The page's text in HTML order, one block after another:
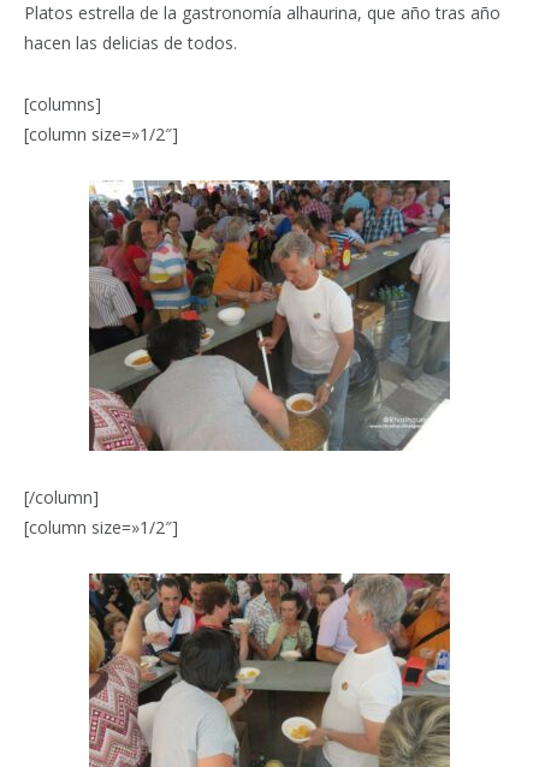
Platos estrella de la gastronomía alhaurina, que año tras año
hacen las delicias de todos.
[columns]
[column size=»1/2″]
[/column]
[column size=»1/2″]